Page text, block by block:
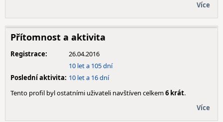
Více
Přítomnost a aktivita
Registrace:
26.04.2016
10 let a 105 dní
Poslední aktivita: 10 let a 16 dní
Tento profil byl ostatními uživateli navštíven celkem6 krát.
Více